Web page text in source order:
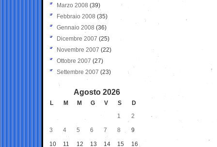
Marzo 2008 (39)
Febbraio 2008 (35)
Gennaio 2008 (36)
Dicembre 2007 (25)
Novembre 2007 (22)
Ottobre 2007 (27)
Settembre 2007 (23)
Agosto 2026
L M M G V S
D
1
2
3 4 5 6 7 8 9
10 11 12 13 14 15 16